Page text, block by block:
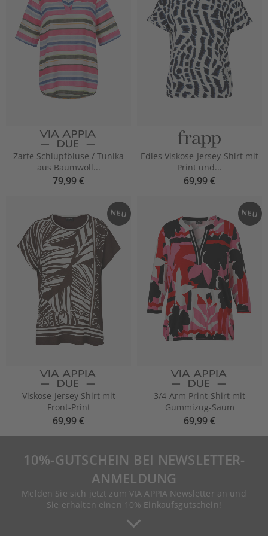
Zarte Schlupfbluse / Tunika
aus Baumwoll...
79,99 €
Edles Viskose-Jersey-Shirt mit
Print und...
69,99 €
NEU
Viskose-Jersey Shirt mit
Front-Print
69,99 €
NEU
3/4-Arm Print-Shirt mit
Gummizug-Saum
69,99 €
10%-GUTSCHEIN BEI NEWSLETTER-
ANMELDUNG
Melden Sie sich jetzt zum VIA APPIA Newsletter an und
Sie erhalten einen 10% Einkaufsgutschein!